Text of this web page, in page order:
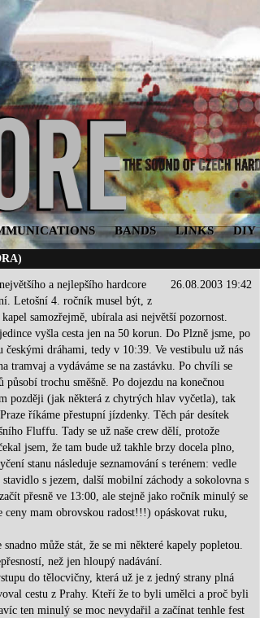
BANDS LINKS DIY
26.08.2003 19:42
a nejlepšího hardcore
Letošní 4. ročník musel být, z
samozřejmě, ubírala asi největší pozornost.
vyšla cesta jen na 50 korun. Do Plzně jsme, po
dráhami, tedy v 10:39. Ve vestibulu už nás
tramvaj a vydáváme se na zastávku. Po chvíli se
trochu směšně. Po dojezdu na konečnou
později (jak některá z chytrých hlav vyčetla), tak
říkáme přestupní jízdenky. Těch pár desítek
Fluffu. Tady se už naše crew dělí, protože
jsem, že tam bude už takhle brzy docela plno,
stanu následuje seznamování s terénem: vedle
s jezem, další mobilní záchody a sokolovna s
přesně ve 13:00, ale stejně jako ročník minulý se
ceny mam obrovskou radost!!!) opáskovat ruku,
může stát, že se mi některé kapely popletou.
než jen hloupý nadávání.
do tělocvičny, která už je z jedný strany plná
cestu z Prahy. Kteří že to byli umělci a proč byli
ten minulý se moc nevydařil a začínat tenhle fest